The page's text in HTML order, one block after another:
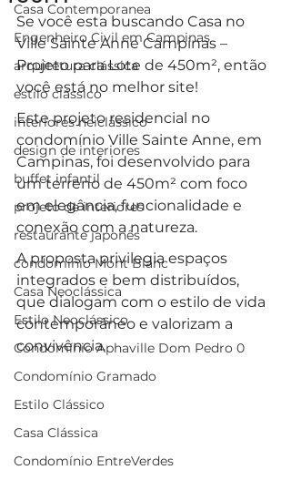
Casa Contemporanea
Engenheiro Civil em Campinas
arquitetura clássica
estilo clássico
interiores neiclássico
design de interiores
buffet infantil
projeto de interiores
restaurante japonês
condomínio Mont Blanc
Casa Neoclássica
Estilo Neoclássico
Condomínio Aphaville Dom Pedro 0
Condomínio Gramado
Estilo Clássico
Casa Clássica
Condomínio EntreVerdes
Se você esta buscando Casa no
Ville Sainte Anne Campinas –
Projeto para Lote de 450m², então
você está no melhor site!
Este projeto residencial no
condomínio Ville Sainte Anne, em
Campinas, foi desenvolvido para
um terreno de 450m² com foco
em elegância, funcionalidade e
conexão com a natureza.
A proposta privilegia espaços
integrados e bem distribuídos,
que dialogam com o estilo de vida
contemporâneo e valorizam a
convivência.